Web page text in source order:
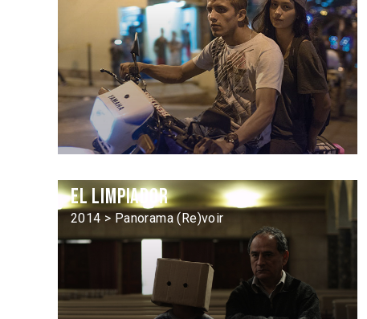
El Limpiador
2014 > Panorama (Re)voir